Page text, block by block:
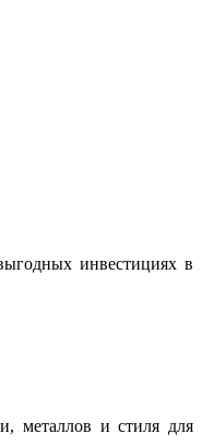
инвестициях в
металлов и стиля для